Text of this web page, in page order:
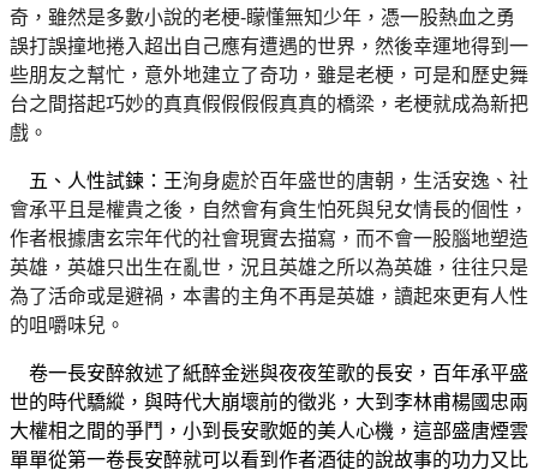
奇，雖然是多數小說的老梗-矇懂無知少年，憑一股熱血之勇
誤打誤撞地捲入超出自己應有遭遇的世界，然後幸運地得到一
些朋友之幫忙，意外地建立了奇功，雖是老梗，可是和歷史舞
台之間搭起巧妙的真真假假假假真真的橋梁，老梗就成為新把
戲。
五、人性試鍊：王洵身處於百年盛世的唐朝，生活安逸、社
會承平且是權貴之後，自然會有貪生怕死與兒女情長的個性，
作者根據唐玄宗年代的社會現實去描寫，而不會一股腦地塑造
英雄，英雄只出生在亂世，況且英雄之所以為英雄，往往只是
為了活命或是避禍，本書的主角不再是英雄，讀起來更有人性
的咀嚼味兒。
卷一長安醉敘述了紙醉金迷與夜夜笙歌的長安，百年承平盛
世的時代驕縱，與時代大崩壞前的徵兆，大到李林甫楊國忠兩
大權相之間的爭鬥，小到長安歌姬的美人心機，這部盛唐煙雲
單單從第一卷長安醉就可以看到作者酒徒的說故事的功力又比